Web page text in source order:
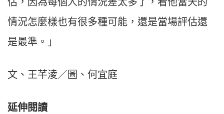
情況怎麼樣也有很多種可能，還是當場評估還
是最準。」
文、王芊淩／圖、何宜庭
延伸閱讀